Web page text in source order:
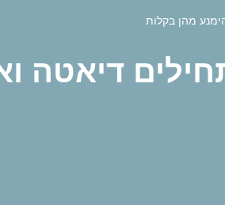
מהן בקלות
דיאטה